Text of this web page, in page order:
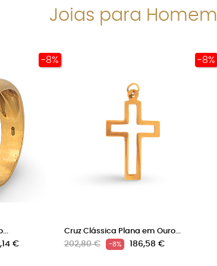
Joias para Homem
-8%
€
-8%
Cruz Clássica Plana em Ouro...
Preço
202,80 € -8% Preço
186,58 €